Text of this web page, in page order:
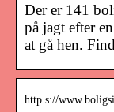
Der er 141
på jagt efter
at gå hen.
http s://